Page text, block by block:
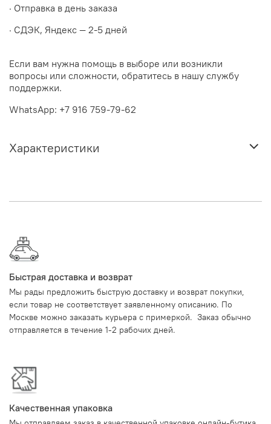
· Отправка в день заказа
· СДЭК, Яндекс — 2-5 дней
Если вам нужна помощь в выборе или возникли
вопросы или сложности, обратитесь в нашу службу
поддержки.
WhatsApp: +7 916 759-79-62
Характеристики
Быстрая доставка и возврат
Мы рады предложить быструю доставку и возврат покупки,
если товар не соответствует заявленному описанию. По
Москве можно заказать курьера с примеркой. Заказ обычно
отправляется в течение 1-2 рабочих дней.
Качественная упаковка